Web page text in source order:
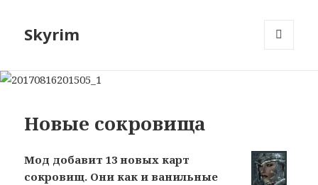
Skyrim
Новые сокровища
Мод добавит 13 новых карт
сокровищ. Они как и ванильные